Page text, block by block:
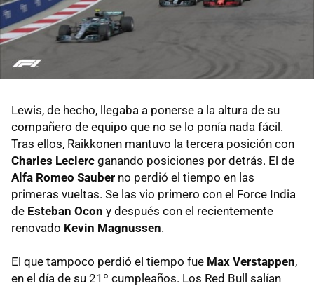
Lewis, de hecho, llegaba a ponerse a la altura de su
compañero de equipo que no se lo ponía nada fácil.
Tras ellos, Raikkonen mantuvo la tercera posición con
Charles Leclerc ganando posiciones por detrás. El de
Alfa Romeo Sauber no perdió el tiempo en las
primeras vueltas. Se las vio primero con el Force India
de Esteban Ocon y después con el recientemente
renovado Kevin Magnussen.
El que tampoco perdió el tiempo fue Max Verstappen,
en el día de su 21º cumpleaños. Los Red Bull salían